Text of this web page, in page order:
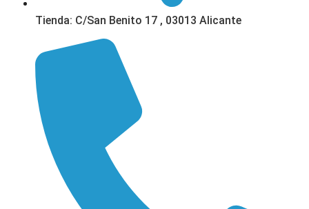
Tienda: C/San Benito 17 , 03013 Alicante